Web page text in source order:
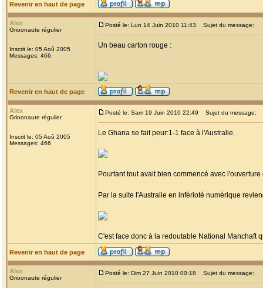
Revenir en haut de page
Alex
Grioonaute régulier
Inscrit le: 05 Aoû 2005
Messages: 466
Posté le: Lun 14 Juin 2010 11:43 Sujet du message:
Un beau carton rouge :
Revenir en haut de page
Alex
Grioonaute régulier
Inscrit le: 05 Aoû 2005
Messages: 466
Posté le: Sam 19 Juin 2010 22:49 Sujet du message:
Le Ghana se fait peur:1-1 face à l'Australie.
Pourtant tout avait bien commencé avec
Par la suite l'Australie en inférioté numérique
C'est face donc à la redoutable National Manchaft
Revenir en haut de page
Alex
Grioonaute régulier
Posté le: Dim 27 Juin 2010 00:18 Sujet du message: